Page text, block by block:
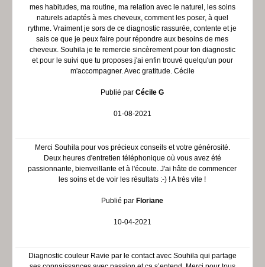
mes habitudes, ma routine, ma relation avec le naturel, les soins
naturels adaptés à mes cheveux, comment les poser, à quel
rythme. Vraiment je sors de ce diagnostic rassurée, contente et je
sais ce que je peux faire pour répondre aux besoins de mes
cheveux. Souhila je te remercie sincèrement pour ton diagnostic
et pour le suivi que tu proposes j'ai enfin trouvé quelqu'un pour
m'accompagner. Avec gratitude. Cécile
Publié parCécile G
01-08-2021
Merci Souhila pour vos précieux conseils et votre générosité.
Deux heures d'entretien téléphonique où vous avez été
passionnante, bienveillante et à l'écoute. J'ai hâte de commencer
les soins et de voir les résultats :-) ! A très vite !
Publié par Floriane
10-04-2021
Diagnostic couleur Ravie par le contact avec Souhila qui partage